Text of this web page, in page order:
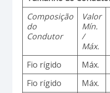
Composição
do
Condutor
Valor
Mín.
/
Máx.
Fio rígido Máx.
Fio rígido
Máx.